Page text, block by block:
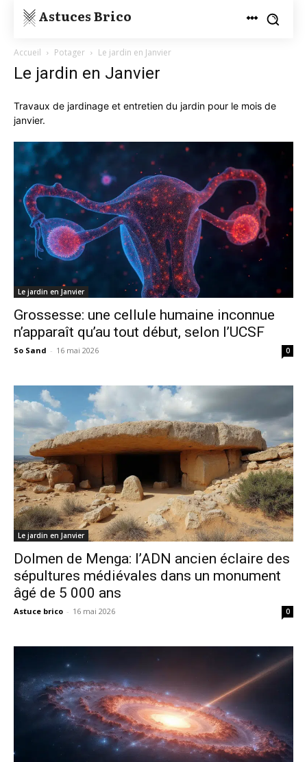
Astuces Brico
Accueil Potager Le jardin en Janvier
Le jardin en Janvier
Travaux de jardinage et entretien du jardin pour le mois de
janvier.
Le jardin en Janvier
Grossesse: une cellule humaine inconnue
n’apparaît qu’au tout début, selon l’UCSF
So Sand - 16 mai 2026 0
Le jardin en Janvier
Dolmen de Menga: l’ADN ancien éclaire des
sépultures médiévales dans un monument
âgé de 5 000 ans
Astuce brico - 16 mai 2026 0